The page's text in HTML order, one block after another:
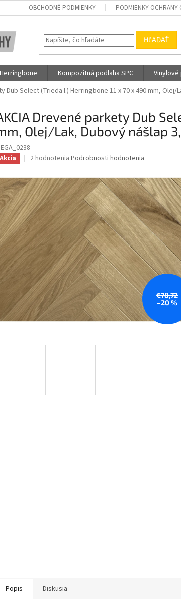
OBCHODNÉ PODMIENKY PODMIENKY OCHRANY
HĽADAŤ
Herringbone Kompozitná podlaha SPC
Dub Select (Trieda I.) Herringbone 11 x 70 x 490 mm,
Drevené parkety Dub
Olej/Lak, Dubový nášlap
Akcia
Priemerné
produktu
je
5,0
z
5
hviezdičiek.
2 hodnotenia Podrobnosti hodnotenia
€78,72
–20 %
Popis Diskusia